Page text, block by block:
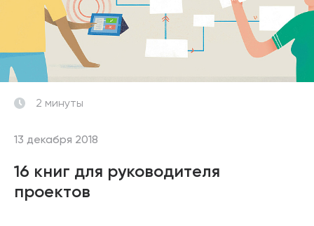
13 декабря 2018
2 минуты
16 книг для руководителя
проектов